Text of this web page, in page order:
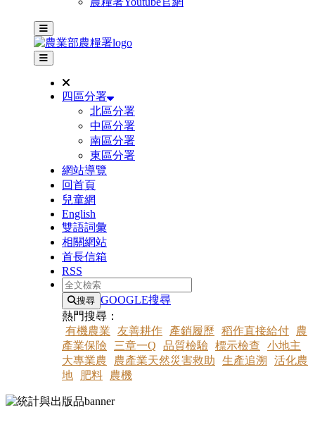
主選單
其他網站選單
四區分署
北區分署
中區分署
南區分署
東區分署
網站導覽
回首頁
兒童網
English
雙語詞彙
相關網站
首長信箱
RSS
全文檢索
搜尋 GOOGLE搜尋
熱門搜尋：
有機農業
友善耕作 產銷履歷 稻作直接給付
農
產業保險
三章一Q 品質檢驗 標示檢查
小地主
大專業農
農產業天然災害救助 生產追溯
活化農
地
肥料 農機